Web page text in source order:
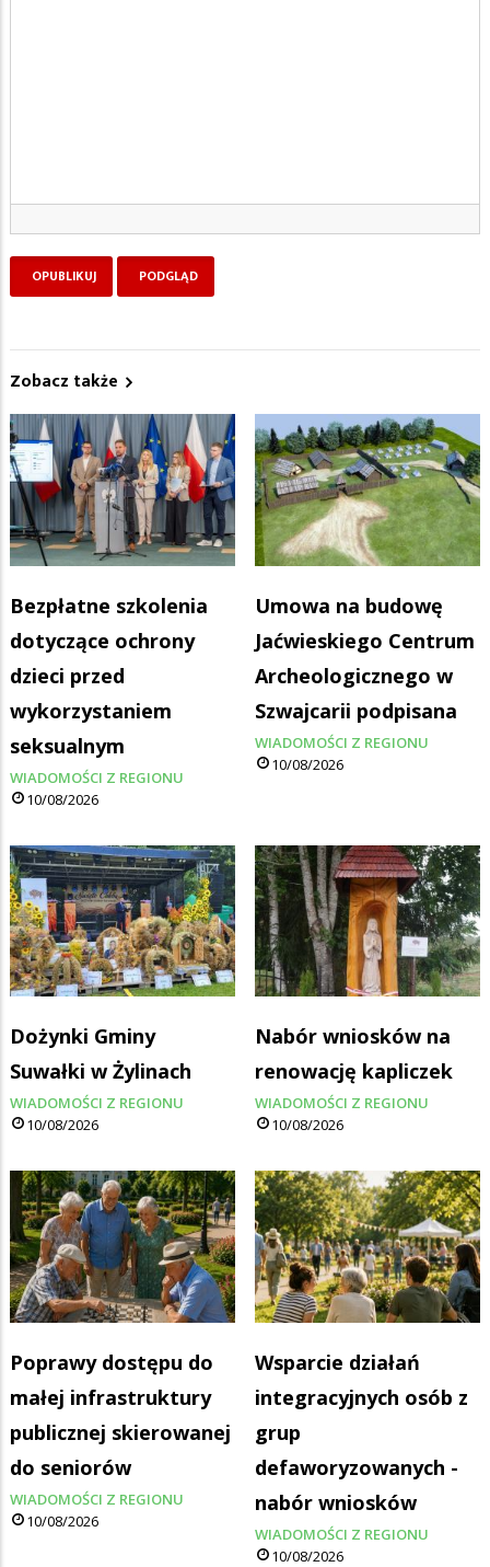
Zobacz także
Bezpłatne szkolenia
dotyczące ochrony
dzieci przed
wykorzystaniem
seksualnym
WIADOMOŚCI Z REGIONU
10/08/2026
Umowa na budowę
Jaćwieskiego Centrum
Archeologicznego w
Szwajcarii podpisana
WIADOMOŚCI Z REGIONU
10/08/2026
Dożynki Gminy
Suwałki w Żylinach
WIADOMOŚCI Z REGIONU
10/08/2026
Nabór wniosków na
renowację kapliczek
WIADOMOŚCI Z REGIONU
10/08/2026
Poprawy dostępu do
małej infrastruktury
publicznej skierowanej
do seniorów
WIADOMOŚCI Z REGIONU
10/08/2026
Wsparcie działań
integracyjnych osób z
grup
defaworyzowanych -
nabór wniosków
WIADOMOŚCI Z REGIONU
10/08/2026